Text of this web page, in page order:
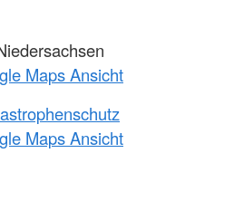
Maps Ansicht
Maps Ansicht